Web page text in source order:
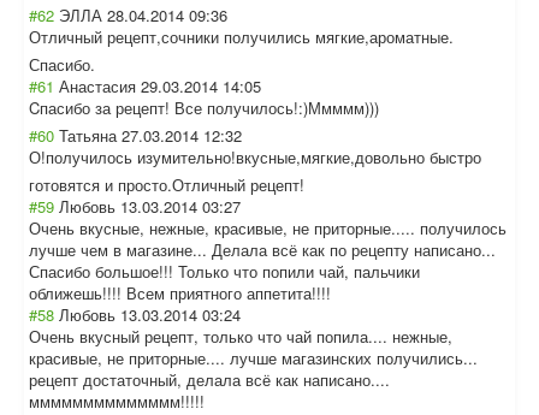
#62 ЭЛЛА 28.04.2014 09:36
Отличный рецепт,сочники получились мягкие,ароматные.
Спасибо.
#61 Анастасия 29.03.2014 14:05
Cпасибо за рецепт! Все получилось!:)Ммммм)))
#60 Татьяна 27.03.2014 12:32
О!получилось изумительно!вкусные,мягкие,довольно быстро
готовятся и просто.Отличный рецепт!
#59 Любовь 13.03.2014 03:27
Очень вкусные, нежные, красивые, не приторные..... получилось
лучше чем в магазине... Делала всё как по рецепту написано...
Спасибо большое!!! Только что попили чай, пальчики
оближешь!!!! Всем приятного аппетита!!!!
#58 Любовь 13.03.2014 03:24
Очень вкусный рецепт, только что чай попила.... нежные,
красивые, не приторные.... лучше магазинских получились...
рецепт достаточный, делала всё как написано....
мммммммммммммм!!!!!